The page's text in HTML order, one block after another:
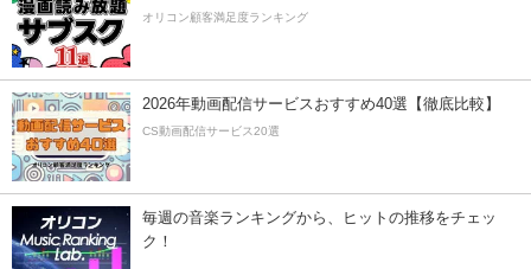
オリコン顧客満足度ランキング
2026年動画配信サービスおすすめ40選【徹底比較】
CS動画配信サービス20選
毎週の音楽ランキングから、ヒットの推移をチェッ
ク！